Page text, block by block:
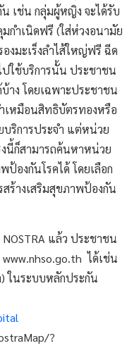
เช่น กลุ่มผู้หญิง จะได้รับ
กำเนิดฟรี (ใส่ห่วงอนามัย
งมะเร็งลำไส้ใหญ่ฟรี ฉีด
ใช้บริการนั้น ประชาชน
าง โดยเฉพาะประชาชน
เหมือนสิทธิบัตรทองหรือ
ริการประจำ แต่หน่วย
งนี้ก็สามารถค้นหาหน่วย
ป้องกันโรคได้ โดยเลือก
ร้างเสริมสุขภาพป้องกัน
แล้ว ประชาชน
ได้เช่น
ในระบบหลักประกัน
?